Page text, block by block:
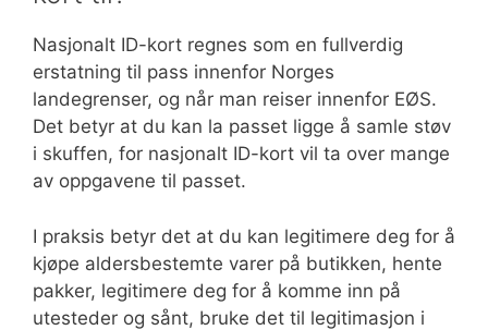
Nasjonalt ID-kort regnes som en fullverdig
erstatning til pass innenfor Norges
landegrenser, og når man reiser innenfor EØS.
Det betyr at du kan la passet ligge å samle støv
i skuffen, for nasjonalt ID-kort vil ta over mange
av oppgavene til passet.
I praksis betyr det at du kan legitimere deg for å
kjøpe aldersbestemte varer på butikken, hente
pakker, legitimere deg for å komme inn på
utesteder og sånt, bruke det til legitimasjon i